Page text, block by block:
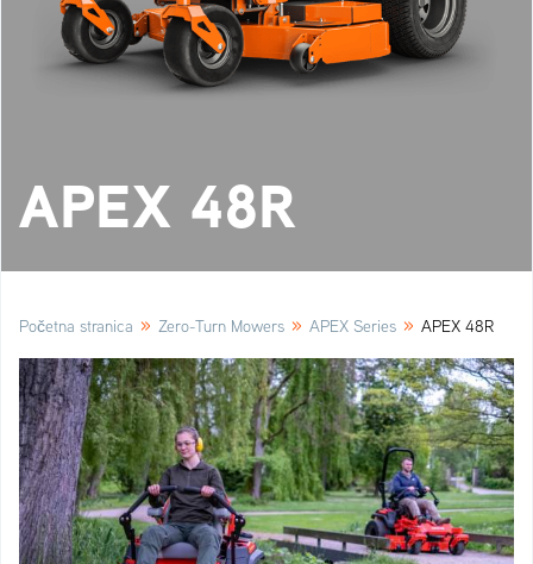
APEX 48R
Početna stranica » Zero-Turn Mowers » APEX Series » APEX 48R